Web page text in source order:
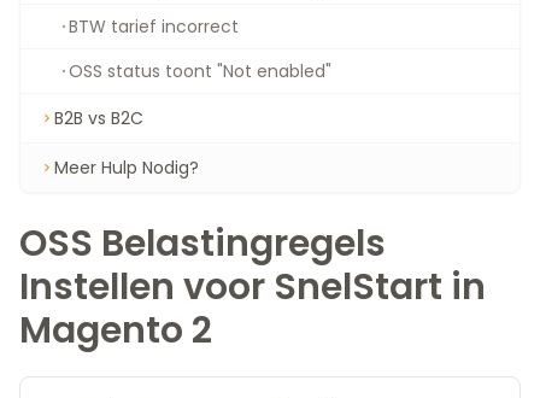
BTW tarief incorrect
OSS status toont "Not enabled"
B2B vs B2C
Meer Hulp Nodig?
OSS Belastingregels
Instellen voor SnelStart in
Magento 2